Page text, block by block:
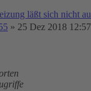
läßt sich nicht
» 25 Dez 2018 12:57